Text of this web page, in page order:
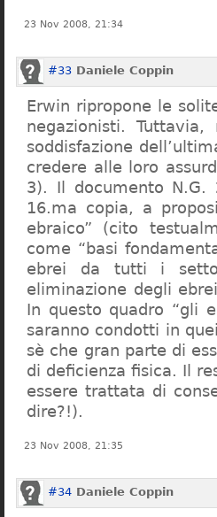
23 Nov 2008, 21:34
#33 Daniele Coppin
Erwin ripropone le
negazionisti.
soddisfazione
credere alle loro
3). Il documento N.G.
16.ma copia, a
ebraico” (cito
come “basi
ebrei da tutti i
eliminazione degli
In questo quadro “gli
saranno condotti in
sè che gran parte di
di deficienza fisica. Il
essere trattata di
dire?!).
23 Nov 2008, 21:35
#34 Daniele Coppin